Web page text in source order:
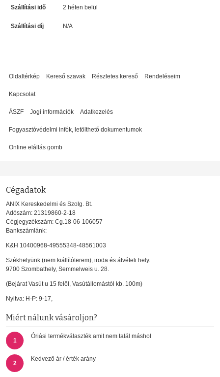
Szállítási idő 2 héten belül
Szállítási díj N/A
Oldaltérkép Kereső szavak Részletes kereső Rendeléseim
Kapcsolat
ÁSZF Jogi információk Adatkezelés
Fogyasztóvédelmi infók, letölthető dokumentumok
Online elállás gomb
Cégadatok
ANIX Kereskedelmi és Szolg. Bt.
Adószám: 21319860-2-18
Cégjegyzékszám: Cg.18-06-106057
Bankszámlánk:
K&H 10400968-49555348-48561003
Székhelyünk (nem kiállítóterem), iroda és átvételi hely.
9700 Szombathely, Semmelweis u. 28.
(Bejárat Vasút u 15 felől, Vasútállomástól kb. 100m)
Nyitva: H-P: 9-17,
Miért nálunk vásároljon?
1
Óriási termékválaszték amit nem talál máshol
2
Kedvező ár / érték arány